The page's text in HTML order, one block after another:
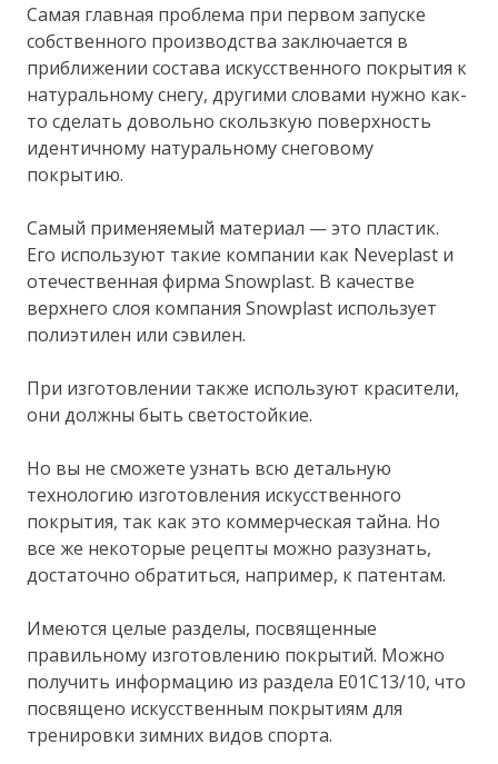
Самая главная проблема при первом запуске
собственного производства заключается в
приближении состава искусственного покрытия к
натуральному снегу, другими словами нужно как-
то сделать довольно скользкую поверхность
идентичному натуральному снеговому
покрытию.
Самый применяемый материал — это пластик.
Его используют такие компании как Neveplast и
отечественная фирма Snowplast. В качестве
верхнего слоя компания Snowplast использует
полиэтилен или сэвилен.
При изготовлении также используют красители,
они должны быть светостойкие.
Но вы не сможете узнать всю детальную
технологию изготовления искусственного
покрытия, так как это коммерческая тайна. Но
все же некоторые рецепты можно разузнать,
достаточно обратиться, например, к патентам.
Имеются целые разделы, посвященные
правильному изготовлению покрытий. Можно
получить информацию из раздела E01C13/10, что
посвящено искусственным покрытиям для
тренировки зимних видов спорта.